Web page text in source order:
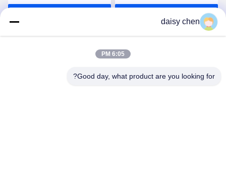
الأطفال والتطبيقات التي
تتصل بالأغذيةاحصل على افضل سعر
التي تتواصل مع الطعام
daisy chen
6:05 PM
Good day, what product are you looking for?